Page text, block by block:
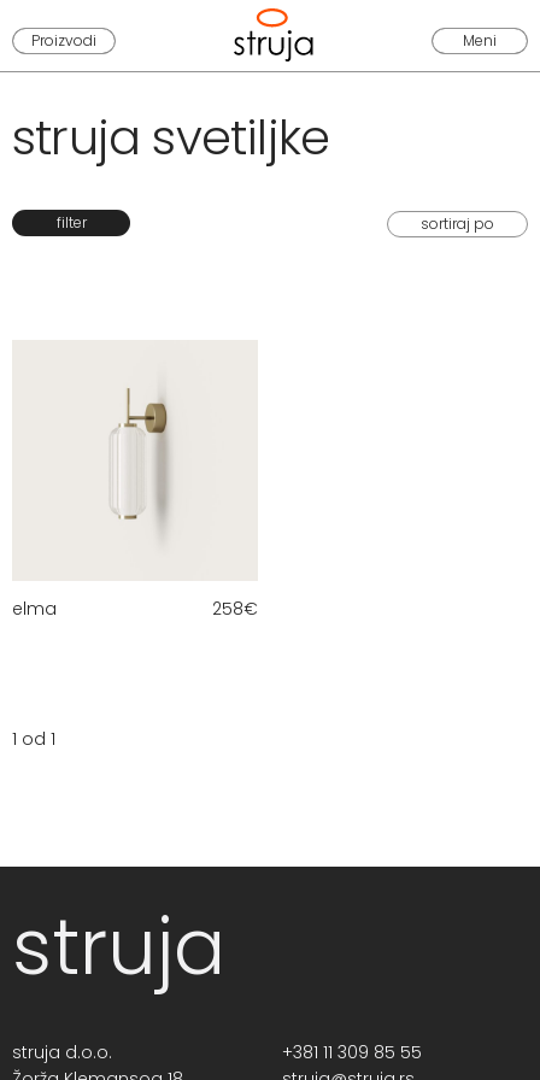
Proizvodi Meni
struja svetiljke
filter
elma 258€
1 od 1
struja
struja d.o.o.
+381 11 309 85 55